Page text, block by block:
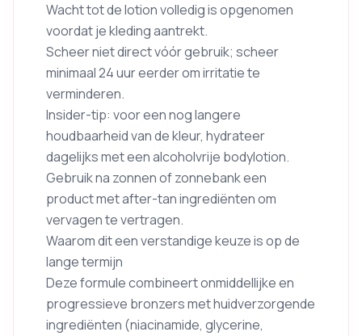
Wacht tot de lotion volledig is opgenomen
voordat je kleding aantrekt.
Scheer niet direct vóór gebruik; scheer
minimaal 24 uur eerder om irritatie te
verminderen.
Insider-tip: voor een nog langere
houdbaarheid van de kleur, hydrateer
dagelijks met een alcoholvrije bodylotion.
Gebruik na zonnen of zonnebank een
product met after-tan ingrediënten om
vervagen te vertragen.
Waarom dit een verstandige keuze is op de
lange termijn
Deze formule combineert onmiddellijke en
progressieve bronzers met huidverzorgende
ingrediënten (niacinamide, glycerine,